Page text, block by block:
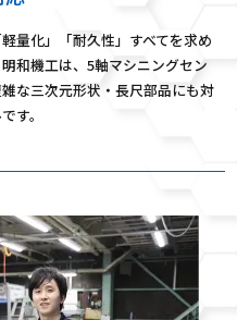
量化」「耐久性」すべてを求め
和機工は、5軸マシニングセン
な三次元形状・長尺部品にも対
す。